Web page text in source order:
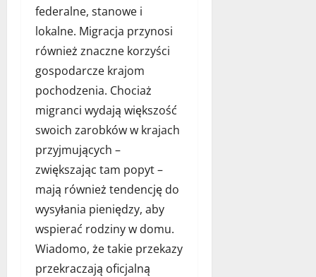
federalne, stanowe i
lokalne. Migracja przynosi
również znaczne korzyści
gospodarcze krajom
pochodzenia. Chociaż
migranci wydają większość
swoich zarobków w krajach
przyjmujących –
zwiększając tam popyt –
mają również tendencję do
wysyłania pieniędzy, aby
wspierać rodziny w domu.
Wiadomo, że takie przekazy
przekraczają oficjalną